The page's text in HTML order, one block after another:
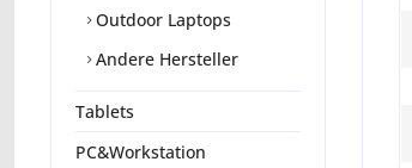
Outdoor Laptops
Andere Hersteller
Tablets
PC&Workstation